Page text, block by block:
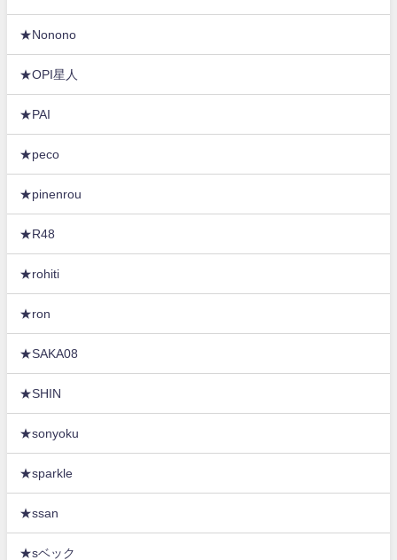
★Nonono
★OPI星人
★PAI
★peco
★pinenrou
★R48
★rohiti
★ron
★SAKA08
★SHIN
★sonyoku
★sparkle
★ssan
★sベック